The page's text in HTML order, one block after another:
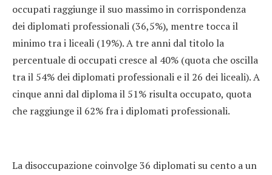
occupati raggiunge il suo massimo in corrispondenza
dei diplomati professionali (36,5%), mentre tocca il
minimo tra i liceali (19%). A tre anni dal titolo la
percentuale di occupati cresce al 40% (quota che oscilla
tra il 54% dei diplomati professionali e il 26 dei liceali). A
cinque anni dal diploma il 51% risulta occupato, quota
che raggiunge il 62% fra i diplomati professionali.
La disoccupazione coinvolge 36 diplomati su cento a un